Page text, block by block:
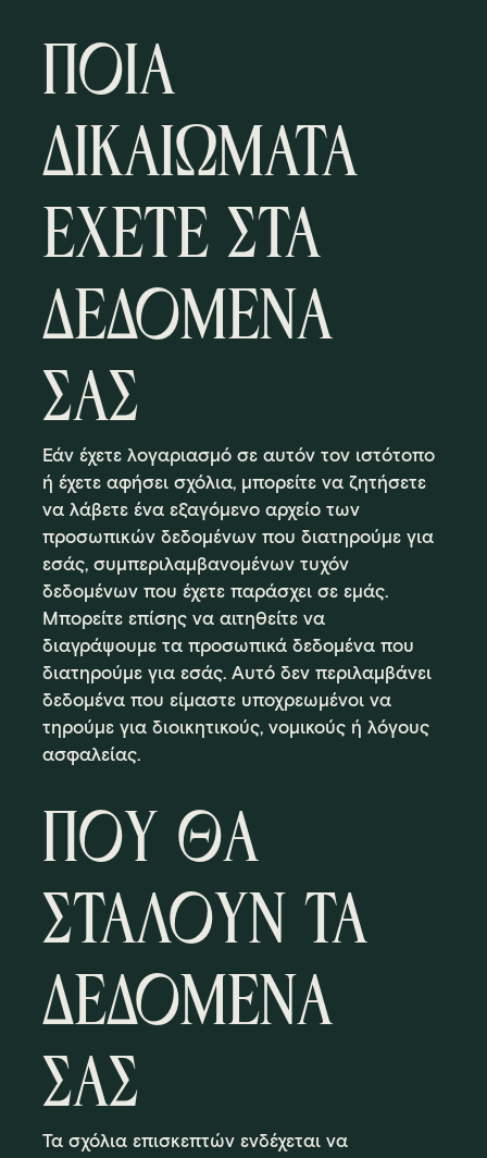
ΠΟΙΑ
ΔΙΚΑΙΩΜΑΤΑ
ΕΧΕΤΕ ΣΤΑ
ΔΕΔΟΜΕΝΑ
ΣΑΣ
Εάν έχετε λογαριασμό σε αυτόν τον ιστότοπο
ή έχετε αφήσει σχόλια, μπορείτε να ζητήσετε
να λάβετε ένα εξαγόμενο αρχείο των
προσωπικών δεδομένων που διατηρούμε για
εσάς, συμπεριλαμβανομένων τυχόν
δεδομένων που έχετε παράσχει σε εμάς.
Μπορείτε επίσης να αιτηθείτε να
διαγράψουμε τα προσωπικά δεδομένα που
διατηρούμε για εσάς. Αυτό δεν περιλαμβάνει
δεδομένα που είμαστε υποχρεωμένοι να
τηρούμε για διοικητικούς, νομικούς ή λόγους
ασφαλείας.
ΠΟΥ ΘΑ
ΣΤΑΛΟΥΝ ΤΑ
ΔΕΔΟΜΕΝΑ
ΣΑΣ
Τα σχόλια επισκεπτών ενδέχεται να